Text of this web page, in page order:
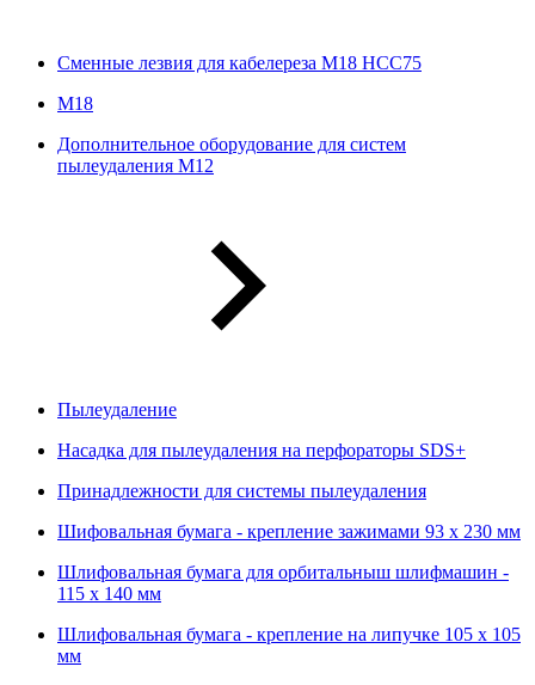
Сменные лезвия для кабелереза M18 HCC75
М18
Дополнительное оборудование для систем
пылеудаления М12
Пылеудаление
Насадка для пылеудаления на перфораторы SDS+
Принадлежности для системы пылеудаления
Шифовальная бумага - крепление зажимами 93 х 230 мм
Шлифовальная бумага для орбитальныш шлифмашин -
115 х 140 мм
Шлифовальная бумага - крепление на липучке 105 х 105
мм